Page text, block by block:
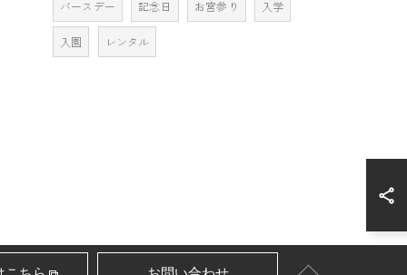
バースデー 記念日 お宮参り 入学
入園 レンタル